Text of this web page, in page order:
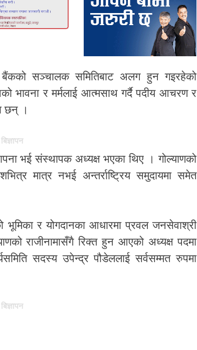
सञ्चालक समितिबाट अलग हुन गइरहेको
भावना र मर्मलाई आत्मसाथ गर्दै पदीय आचरण र
छन् ।
बिज्ञापन
भई संस्थापक अध्यक्ष भएका थिए । गोल्याणको
मात्र नभई अन्तर्राष्ट्रिय समुदायमा समेत
र योगदानका आधारमा प्रवल जनसेवाश्री
राजीनामासँगै रिक्त हुन आएको अध्यक्ष पदमा
सदस्य उपेन्द्र पौडेललाई सर्वसम्मत रुपमा
बिज्ञापन